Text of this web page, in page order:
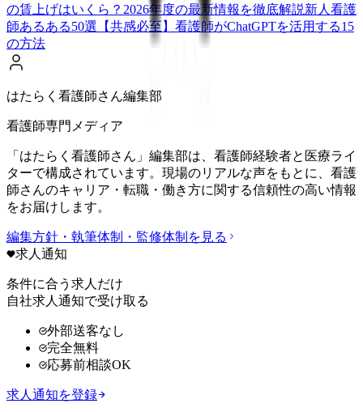
の賃上げはいくら？2026年度の最新情報を徹底解説新人看護
師あるある50選【共感必至】 看護師がChatGPTを活用する15
の方法
はたらく看護師さん編集部
看護師専門メディア
「はたらく看護師さん」編集部は、看護師経験者と医療ライ
ターで構成されています。現場のリアルな声をもとに、看護
師さんのキャリア・転職・働き方に関する信頼性の高い情報
をお届けします。
編集方針・執筆体制・監修体制を見る
求人通知
条件に合う求人だけ
自社求人通知で受け取る
外部送客なし
完全無料
応募前相談OK
求人通知を登録